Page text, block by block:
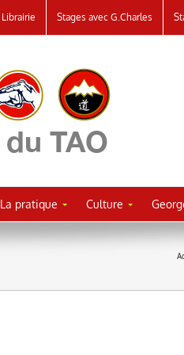
Librairie Stages avec G.Charles
La pratique Culture